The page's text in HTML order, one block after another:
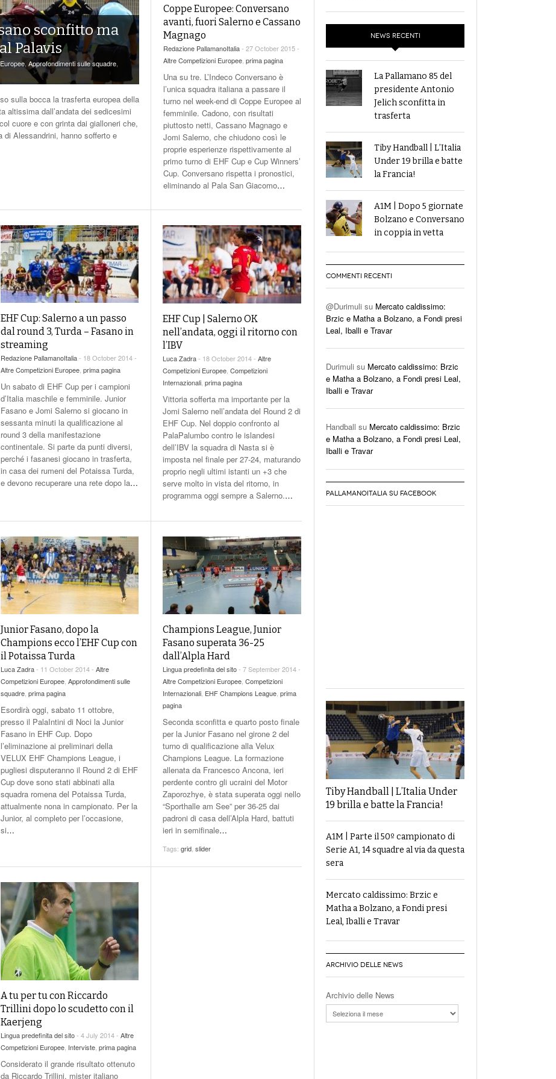
A1F | Torna In Campo La Massima Serie
Femminile Con La 9^ Giornata - 1 December
2017
View All
Nazionali | Riorganizzati Gli Staff Azzurri:
Hrupec Alla Femminile- 6 June 2018
Nazionale F | Buona Italia A Montesilvano Ma
Vince La Polonia 25-33- 31 May 2018
sconfitto ma
Palavis
, Approfondimenti sulle squadre,
sulla bocca la trasferta europea della
altissima dall’andata dei sedicesimi
cuore e con grinta dai gialloneri che,
di Alessandrini, hanno sofferto e
Coppe Europee: Conversano
avanti, fuori Salerno e Cassano
Magnago
Redazione PallamanoItalia- 27 October 2015 -
Altre Competizioni Europee, prima pagina
Una su tre. L’Indeco Conversano è
l’unica squadra italiana a passare il
turno nel week-end di Coppe Europee al
femminile. Cadono, con risultati
piuttosto netti, Cassano Magnago e
Jomi Salerno, che chiudono così le
proprie esperienze rispettivamente al
primo turno di EHF Cup e Cup Winners’
Cup. Conversano rispetta i pronostici,
eliminando al Pala San Giacomo…
EHF Cup: Salerno a un passo
dal round 3, Turda – Fasano in
streaming
Redazione PallamanoItalia- 18 October 2014 -
Altre Competizioni Europee, prima pagina
Un sabato di EHF Cup per i campioni
d’Italia maschile e femminile. Junior
Fasano e Jomi Salerno si giocano in
sessanta minuti la qualificazione al
round 3 della manifestazione
continentale. Si parte da punti diversi,
perché i fasanesi giocano in trasferta,
in casa dei rumeni del Potaissa Turda,
e devono recuperare una rete dopo la…
EHF Cup | Salerno OK
nell’andata, oggi il ritorno con
l’IBV
Luca Zadra- 18 October 2014 - Altre
Competizioni Europee, Competizioni
Internazionali, prima pagina
Vittoria sofferta ma importante per la
Jomi Salerno nell’andata del Round 2 di
EHF Cup. Nel doppio confronto al
PalaPalumbo contro le islandesi
dell’IBV la squadra di Nasta si è
imposta nel finale per 27-24, maturando
proprio negli ultimi istanti un +3 che
serve molto in vista del ritorno, in
programma oggi sempre a Salerno.…
Junior Fasano, dopo la
Champions ecco l’EHF Cup con
il Potaissa Turda
Luca Zadra- 11 October 2014 - Altre
Competizioni Europee, Approfondimenti sulle
squadre, prima pagina
Esordirà oggi, sabato 11 ottobre,
presso il PalaIntini di Noci la Junior
Fasano in EHF Cup. Dopo
l’eliminazione ai preliminari della
VELUX EHF Champions League, i
pugliesi disputeranno il Round 2 di EHF
Cup dove sono stati abbinati alla
squadra romena del Potaissa Turda,
attualmente nona in campionato. Per la
Junior, al completo per l’occasione,
si…
Champions League, Junior
Fasano superata 36-25
dall’Alpla Hard
Lingua predefinita del sito- 7 September 2014 -
Altre Competizioni Europee, Competizioni
Internazionali, EHF Champions League, prima
pagina
Seconda sconfitta e quarto posto finale
per la Junior Fasano nel girone 2 del
turno di qualificazione alla Velux
Champions League. La formazione
allenata da Francesco Ancona, ieri
perdente contro gli ucraini del Motor
Zaporozhye, è stata superata oggi nello
“Sporthalle am See” per 36-25 dai
padroni di casa dell’Alpla Hard, battuti
ieri in semifinale…
Tags: grid, slider
A tu per tu con Riccardo
Trillini dopo lo scudetto con il
Kaerjeng
Lingua predefinita del sito- 4 July 2014 - Altre
Competizioni Europee, Interviste, prima pagina
Considerato il grande risultato ottenuto
da Riccardo Trillini, mister italiano
NEWS RECENTI
La Pallamano 85 del
presidente Antonio
Jelich sconfitta in
trasferta
Tiby Handball | L’Italia
Under 19 brilla e batte
la Francia!
A1M | Dopo 5 giornate
Bolzano e Conversano
in coppia in vetta
COMMENTI RECENTI
@Durimuli su Mercato caldissimo:
Brzic e Matha a Bolzano, a Fondi presi
Leal, Iballi e Travar
Durimuli su Mercato caldissimo: Brzic
e Matha a Bolzano, a Fondi presi Leal,
Iballi e Travar
Handball su Mercato caldissimo: Brzic
e Matha a Bolzano, a Fondi presi Leal,
Iballi e Travar
PALLAMANOITALIA SU FACEBOOK
Tiby Handball | L’Italia Under
19 brilla e batte la Francia!
A1M | Parte il 50º campionato di
Serie A1, 14 squadre al via da questa
sera
Mercato caldissimo: Brzic e
Matha a Bolzano, a Fondi presi
Leal, Iballi e Travar
ARCHIVIO DELLE NEWS
Archivio delle News